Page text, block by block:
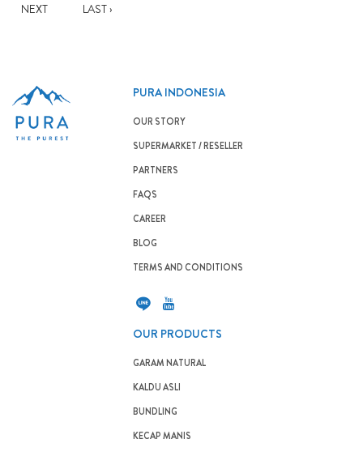
NEXT
LAST ›
PURA INDONESIA
OUR STORY
SUPERMARKET / RESELLER
PARTNERS
FAQS
CAREER
BLOG
TERMS AND CONDITIONS
OUR PRODUCTS
GARAM NATURAL
KALDU ASLI
BUNDLING
KECAP MANIS